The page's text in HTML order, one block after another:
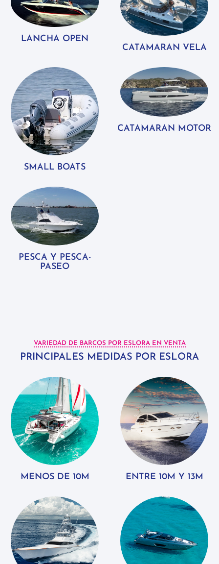
LANCHA OPEN
CATAMARAN VELA
SMALL BOATS
CATAMARAN MOTOR
PESCA Y PESCA-
PASEO
VARIEDAD DE BARCOS POR ESLORA EN VENTA
PRINCIPALES MEDIDAS POR ESLORA
MENOS DE 10M ENTRE 10M Y 13M